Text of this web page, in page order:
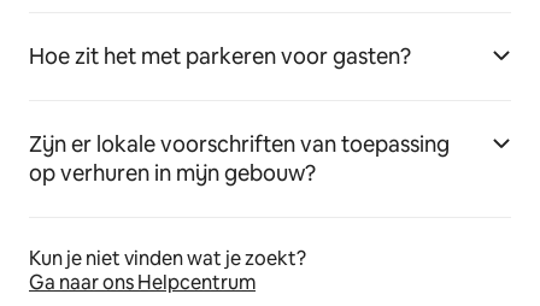
Hoe zit het met parkeren voor gasten?
Zijn er lokale voorschriften van toepassing
op verhuren in mijn gebouw?
Kun je niet vinden wat je zoekt?
Ga naar ons Helpcentrum